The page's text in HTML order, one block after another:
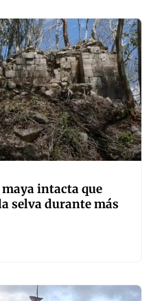
intacta que
selva durante más